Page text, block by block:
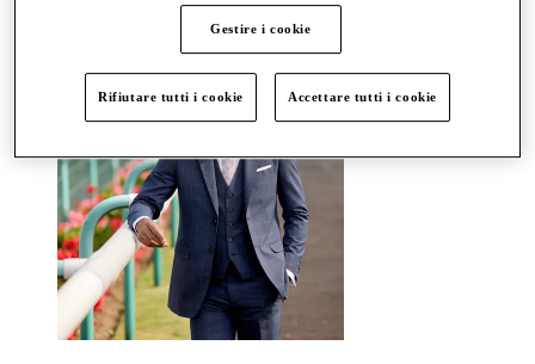
Gestire i cookie
Rifiutare tutti i cookie Accettare tutti i cookie